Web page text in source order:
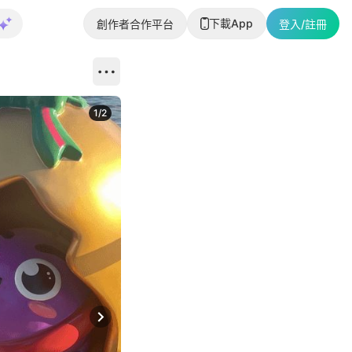
創作者合作平台 下載App 登入/註冊
Next slide
1/2